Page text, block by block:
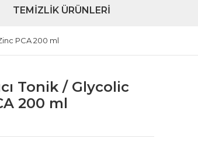
TEMİZLİK ÜRÜNLERİ
PCA 200 ml
Tonik / Glycolic
200 ml